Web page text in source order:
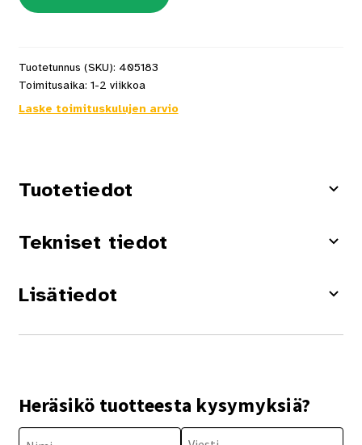
Tuotetunnus (SKU): 405183
Toimitusaika: 1-2 viikkoa
Laske toimituskulujen arvio
Tuotetiedot
Tekniset tiedot
Lisätiedot
Heräsikö tuotteesta kysymyksiä?